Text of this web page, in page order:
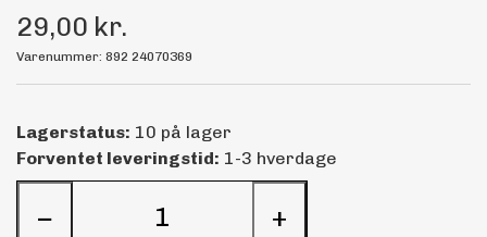
29,00 kr.
Varenummer: 892 24070369
Lagerstatus: 10 på lager
Forventet leveringstid: 1-3 hverdage
− +